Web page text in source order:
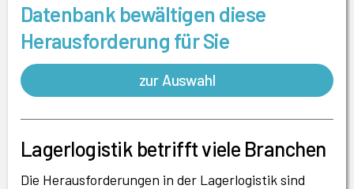
Datenbank bewältigen diese
Herausforderung für Sie
zur Auswahl
Lagerlogistik betrifft viele Branchen
Die Herausforderungen in der Lagerlogistik sind